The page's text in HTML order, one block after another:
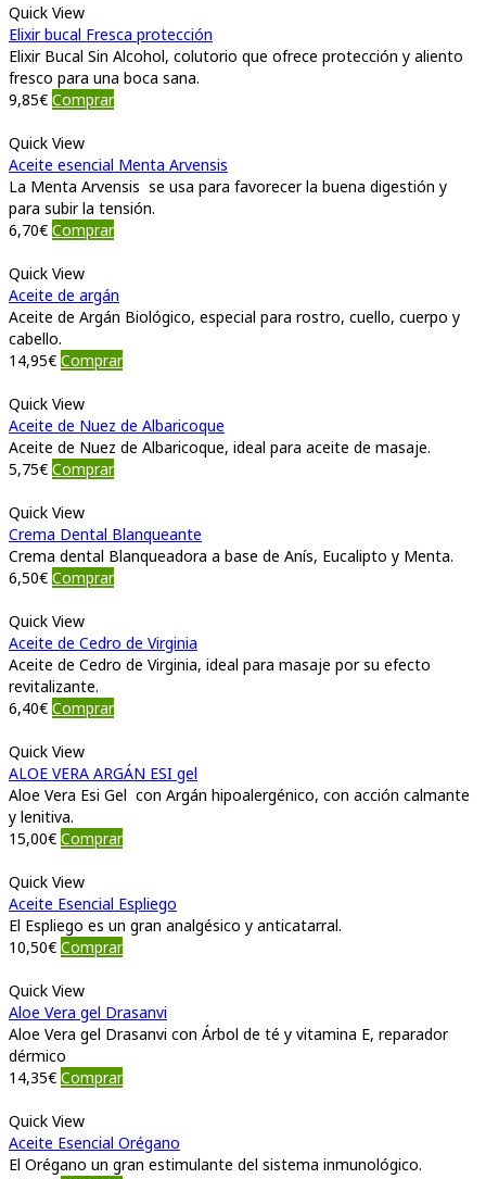
Quick View
Elixir bucal Fresca protección
Elixir Bucal Sin Alcohol, colutorio que ofrece protección y aliento
fresco para una boca sana.
9,85€ Comprar
Quick View
Aceite esencial Menta Arvensis
La Menta Arvensis se usa para favorecer la buena digestión y
para subir la tensión.
6,70€ Comprar
Quick View
Aceite de argán
Aceite de Argán Biológico, especial para rostro, cuello, cuerpo y
cabello.
14,95€ Comprar
Quick View
Aceite de Nuez de Albaricoque
Aceite de Nuez de Albaricoque, ideal para aceite de masaje.
5,75€ Comprar
Quick View
Crema Dental Blanqueante
Crema dental Blanqueadora a base de Anís, Eucalipto y Menta.
6,50€ Comprar
Quick View
Aceite de Cedro de Virginia
Aceite de Cedro de Virginia, ideal para masaje por su efecto
revitalizante.
6,40€ Comprar
Quick View
ALOE VERA ARGÁN ESI gel
Aloe Vera Esi Gel con Argán hipoalergénico, con acción calmante
y lenitiva.
15,00€ Comprar
Quick View
Aceite Esencial Espliego
El Espliego es un gran analgésico y anticatarral.
10,50€ Comprar
Quick View
Aloe Vera gel Drasanvi
Aloe Vera gel Drasanvi con Árbol de té y vitamina E, reparador
dérmico
14,35€ Comprar
Quick View
Aceite Esencial Orégano
El Orégano un gran estimulante del sistema inmunológico.